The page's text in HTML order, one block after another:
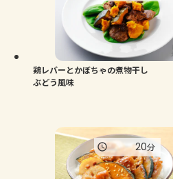
鶏レバーとかぼちゃの煮物干し
ぶどう風味
20分